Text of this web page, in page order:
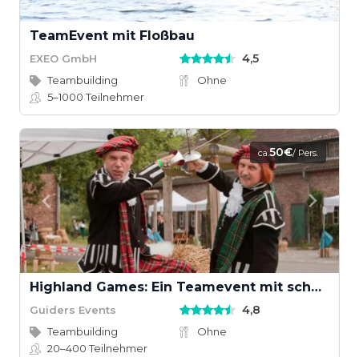
TeamEvent mit Floßbau
EXEO GmbH 4,5
Teambuilding
Ohne
5–1000Teilnehmer
ca.50€/ Pers.
Highland Games: Ein Teamevent mit schottischem Wettkampfgeist
Guiders Events 4,8
Teambuilding
Ohne
20–400Teilnehmer